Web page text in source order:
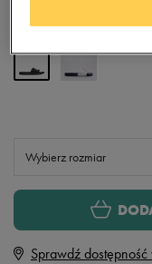
Kolor:czarny
Wybierz rozmiar
Rozmiary EU
40 1/2 25,5 cm
Sprawdź